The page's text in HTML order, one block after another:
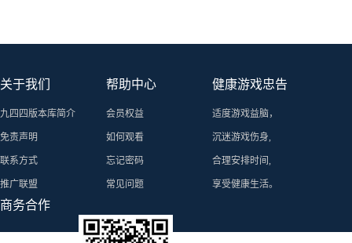
关于我们
九四四版本库简介
免责声明
联系方式
推广联盟
帮助中心
会员权益
如何观看
忘记密码
常见问题
健康游戏忠告
适度游戏益脑，
沉迷游戏伤身,
合理安排时间,
享受健康生活。
商务合作